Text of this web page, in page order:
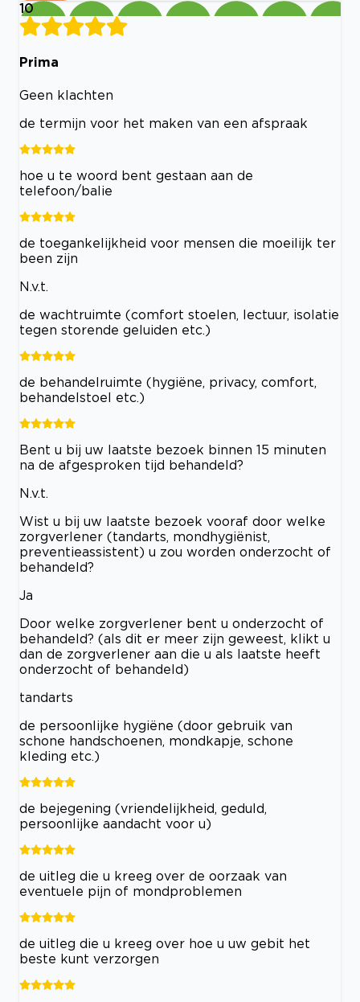
10
Prima
Geen klachten
de termijn voor het maken van een afspraak
hoe u te woord bent gestaan aan de
telefoon/balie
de toegankelijkheid voor mensen die moeilijk ter
been zijn
N.v.t.
de wachtruimte (comfort stoelen, lectuur, isolatie
tegen storende geluiden etc.)
de behandelruimte (hygiëne, privacy, comfort,
behandelstoel etc.)
Bent u bij uw laatste bezoek binnen 15 minuten
na de afgesproken tijd behandeld?
N.v.t.
Wist u bij uw laatste bezoek vooraf door welke
zorgverlener (tandarts, mondhygiënist,
preventieassistent) u zou worden onderzocht of
behandeld?
Ja
Door welke zorgverlener bent u onderzocht of
behandeld? (als dit er meer zijn geweest, klikt u
dan de zorgverlener aan die u als laatste heeft
onderzocht of behandeld)
tandarts
de persoonlijke hygiëne (door gebruik van
schone handschoenen, mondkapje, schone
kleding etc.)
de bejegening (vriendelijkheid, geduld,
persoonlijke aandacht voor u)
de uitleg die u kreeg over de oorzaak van
eventuele pijn of mondproblemen
de uitleg die u kreeg over hoe u uw gebit het
beste kunt verzorgen